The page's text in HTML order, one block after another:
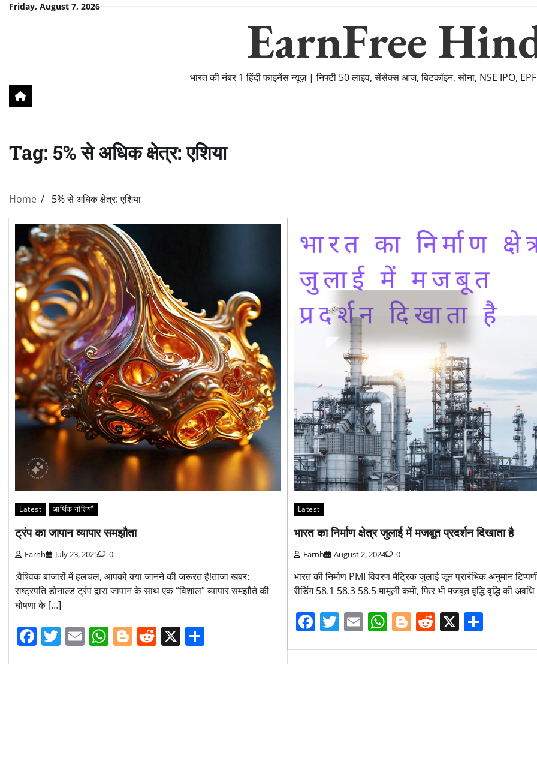
SkipFriday, August 7, 2026
EarnFree
भारत की नंबर 1 हिंदी फाइनेंस न्यूज़ | निफ्टी 50 लाइव, सेंसेक्स आज, बिटकॉइन, सोना, NSE IPO,
Tag: 5% से अधिक क्षेत्र: एशिया
Home 5% से अधिक क्षेत्र: एशिया
Latest आर्थिक नीतियाँ
ट्रंप का जापान व्यापार समझौता
Earnh July 23, 2025 0
:वैश्विक बाजारों में हलचल, आपको क्या जानने की जरूरत है!ताजा खबर:
राष्ट्रपति डोनाल्ड ट्रंप द्वारा जापान के साथ एक “विशाल” व्यापार समझौते की
घोषणा के […]
Facebook
Twitter
EmailWhatsApp
Blogger
Reddit
X
Latest
भारत का निर्माण क्षेत्र जुलाई में मजबूत प्रदर्शन दिखाता है
Earnh August 2, 2024 0
भारत की निर्माण PMI विवरण मैट्रिक जुलाई जून प्रारंभिक अनुमान
रीडिंग 58.1 58.3 58.5 मामूली कमी, फिर भी मजबूत वृद्धि वृद्धि की
Facebook
Twitter
EmailWhatsApp
Blogger
Reddit
X Share